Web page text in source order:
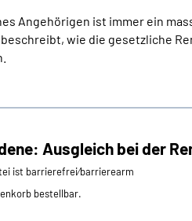
Angehörigen ist immer ein
wie die gesetzliche
Ausgleich bei der
ist barrierefrei⁄barrierearm
bestellbar.